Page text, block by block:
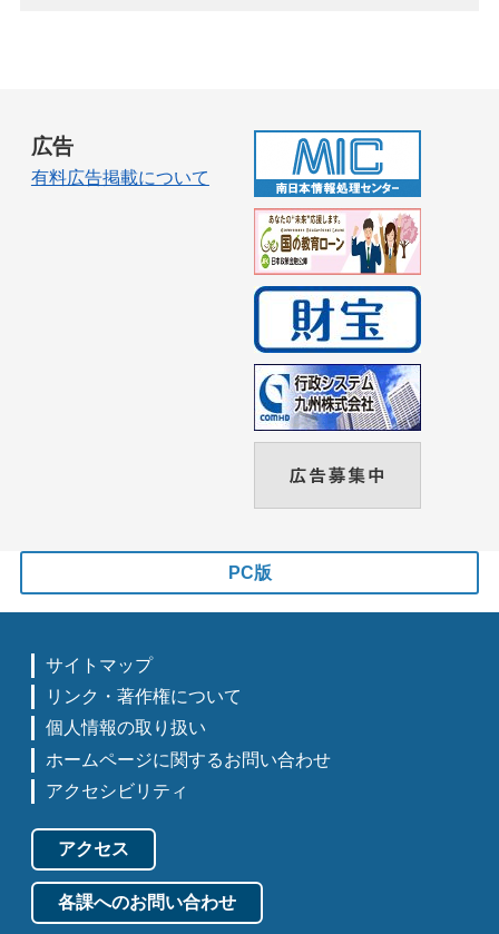
広告
有料広告掲載について
PC版
サイトマップ
リンク・著作権について
個人情報の取り扱い
ホームページに関するお問い合わせ
アクセシビリティ
アクセス
各課へのお問い合わせ